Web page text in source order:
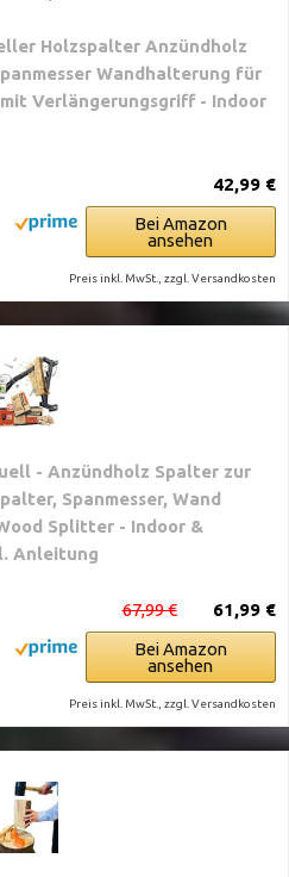
Holzspalter Anzündholz
Wandhalterung für
Verlängerungsgriff - Indoor
42,99 €
Bei Amazon
ansehen
Preis inkl. MwSt., zzgl. Versandkosten
- Anzündholz Spalter zur
Spanmesser, Wand
Splitter - Indoor &
Anleitung
61,99 €
67,99 €
Bei Amazon
ansehen
Preis inkl. MwSt., zzgl. Versandkosten